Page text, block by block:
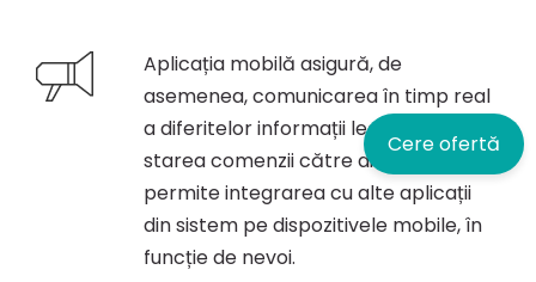
Cere ofertă
Aplicația mobilă asigură, de
asemenea, comunicarea în timp real
a diferitelor informații legate de
starea comenzii către dispecerat și
permite integrarea cu alte aplicații
din sistem pe dispozitivele mobile, în
funcție de nevoi.